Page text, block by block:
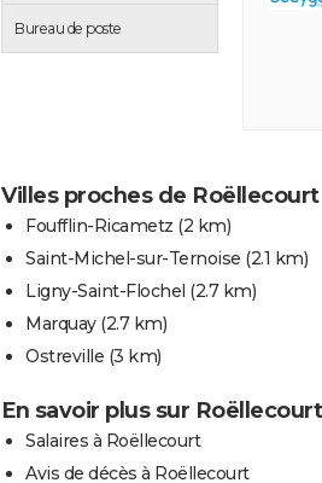
Bureau de poste
Villes proches de Roëllecourt
Foufflin-Ricametz (2 km)
Saint-Michel-sur-Ternoise (2.1 km)
Ligny-Saint-Flochel (2.7 km)
Marquay (2.7 km)
Ostreville (3 km)
En savoir plus sur Roëllecourt
Salaires à Roëllecourt
Avis de décès à Roëllecourt